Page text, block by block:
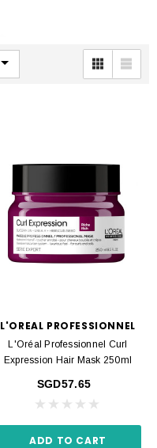
L'OREAL PROFESSIONNEL
L'Oréal Professionnel Curl
Expression Hair Mask 250ml
SGD57.65
ADD TO CART